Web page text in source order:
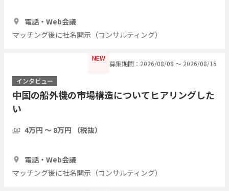
電話・Web会議
マッチング後に社名開示（コンサルティング）
NEW
募集期間：2026/08/08 〜 2026/08/15
インタビュー
中国の船外機の市場構造についてヒアリングした
い
4万円 〜 8万円 （税抜）
電話・Web会議
マッチング後に社名開示（コンサルティング）